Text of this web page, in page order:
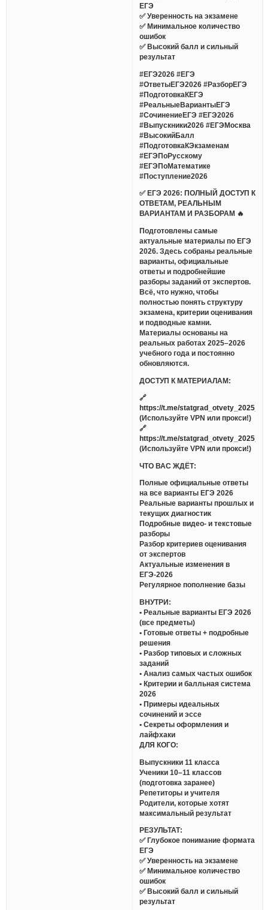
ЕГЭ
✅ Уверенность на экзамене
✅ Минимальное количество
ошибок
✅ Высокий балл и сильный
результат
#ЕГЭ2026 #ЕГЭ
#ОтветыЕГЭ2026 #РазборЕГЭ
#ПодготовкаКЕГЭ
#РеальныеВариантыЕГЭ
#СочинениеЕГЭ #ЕГЭ2026
#Выпускники2026 #ЕГЭМосква
#ВысокийБалл
#ПодготовкаКЭкзаменам
#ЕГЭПоРусскому
#ЕГЭПоМатематике
#Поступление2026
✅ ЕГЭ 2026: ПОЛНЫЙ ДОСТУП К
ОТВЕТАМ, РЕАЛЬНЫМ
ВАРИАНТАМ И РАЗБОРАМ 🔥
Подготовлены самые
актуальные материалы по ЕГЭ
2026. Здесь собраны реальные
варианты, официальные
ответы и подробнейшие
разборы заданий от экспертов.
Всё, что нужно, чтобы
полностью понять структуру
экзамена, критерии оценивания
и подводные камни.
Материалы основаны на
реальных работах 2025–2026
учебного года и постоянно
обновляются.
ДОСТУП К МАТЕРИАЛАМ:
🔗
https://t.me/
(Используйте VPN или прокси!)
🔗
https://t.me/
(Используйте VPN или прокси!)
ЧТО ВАС ЖДЁТ:
Полные официальные ответы
на все варианты ЕГЭ 2026
Реальные варианты прошлых и
текущих диагностик
Подробные видео- и текстовые
разборы
Разбор критериев оценивания
от экспертов
Актуальные изменения в
ЕГЭ-2026
Регулярное пополнение базы
ВНУТРИ:
• Реальные варианты ЕГЭ 2026
(все предметы)
• Готовые ответы + подробные
решения
• Разбор типовых и сложных
заданий
• Анализ самых частых ошибок
• Критерии и балльная система
2026
• Примеры идеальных
сочинений и эссе
• Секреты оформления и
лайфхаки
ДЛЯ КОГО:
Выпускники 11 класса
Ученики 10–11 классов
(подготовка заранее)
Репетиторы и учителя
Родители, которые хотят
максимальный результат
РЕЗУЛЬТАТ:
✅ Глубокое понимание формата
ЕГЭ
✅ Уверенность на экзамене
✅ Минимальное количество
ошибок
✅ Высокий балл и сильный
результат